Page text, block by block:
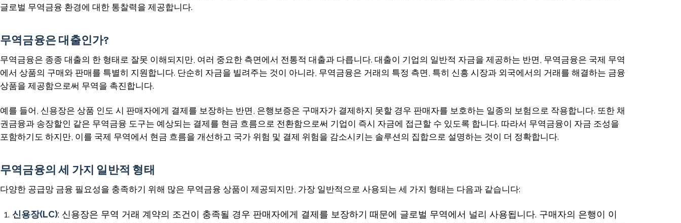
글로벌 무역금융 환경에 대한 통찰력을 제공합니다.
무역금융은 대출인가?
무역금융은 종종 대출의 한 형태로 잘못 이해되지만, 여러 중요한 측면에서 전통적 대출과 다릅니다. 대출이 기업의 일반적 자금을 제공하는 반면, 무역금융은 국제 무역
에서 상품의 구매와 판매를 특별히 지원합니다. 단순히 자금을 빌려주는 것이 아니라, 무역금융은 거래의 특정 측면, 특히 신흥 시장과 외국에서의 거래를 해결하는 금융
상품을 제공함으로써 무역을 촉진합니다.
예를 들어, 신용장은 상품 인도 시 판매자에게 결제를 보장하는 반면, 은행보증은 구매자가 결제하지 못할 경우 판매자를 보호하는 일종의 보험으로 작용합니다. 또한 채
권금융과 송장할인 같은 무역금융 도구는 예상되는 결제를 현금 흐름으로 전환함으로써 기업이 즉시 자금에 접근할 수 있도록 합니다. 따라서 무역금융이 자금 조성을
포함하기도 하지만, 이를 국제 무역에서 현금 흐름을 개선하고 국가 위험 및 결제 위험을 감소시키는 솔루션의 집합으로 설명하는 것이 더 정확합니다.
무역금융의 세 가지 일반적 형태
다양한 공급망 금융 필요성을 충족하기 위해 많은 무역금융 상품이 제공되지만, 가장 일반적으로 사용되는 세 가지 형태는 다음과 같습니다:
신용장(LC): 신용장은 무역 거래 계약의 조건이 충족될 경우 판매자에게 결제를 보장하기 때문에 글로벌 무역에서 널리 사용됩니다. 구매자의 은행이 이